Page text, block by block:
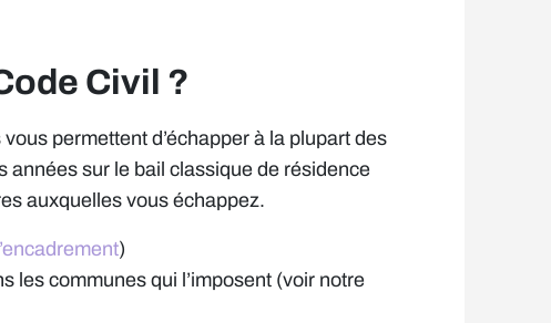
Civil ?
permettent d’échapper à la plupart des
sur le bail classique de résidence
auxquelles vous échappez.
)
les communes qui l’imposent (voir notre